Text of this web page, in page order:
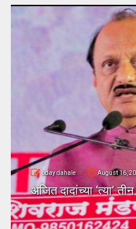
uday dahale August 16,
अजित दादांच्या ‘त्या’